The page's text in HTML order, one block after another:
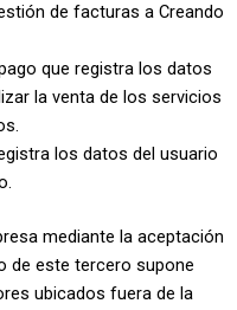
de facturas a Creando
que registra los datos
la venta de los servicios
los datos del usuario
mediante la aceptación
de este tercero supone
ubicados fuera de la